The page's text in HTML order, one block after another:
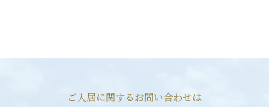
ご入居に関するお問い合わせは